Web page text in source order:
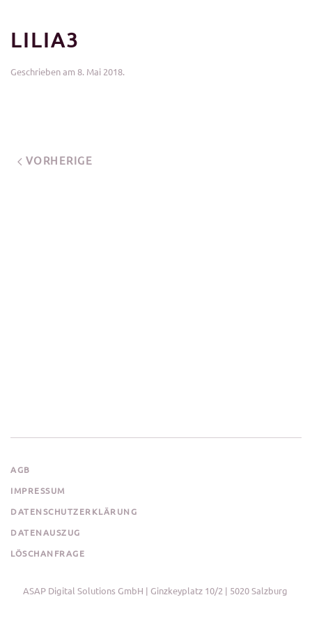
LILIA3
Geschrieben am 8. Mai 2018.
VORHERIGE
AGB
IMPRESSUM
DATENSCHUTZERKLÄRUNG
DATENAUSZUG
LÖSCHANFRAGE
ASAP Digital Solutions GmbH | Ginzkeyplatz 10/2 | 5020 Salzburg